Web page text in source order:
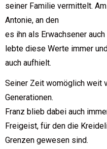
seiner Familie vermittelt.
Antonie, an den
es ihn als Erwachsener
lebte diese Werte immer
auch aufhielt.
Seiner Zeit womöglich weit
Generationen.
Franz blieb dabei auch
Freigeist, für den die
Grenzen gewesen sind.